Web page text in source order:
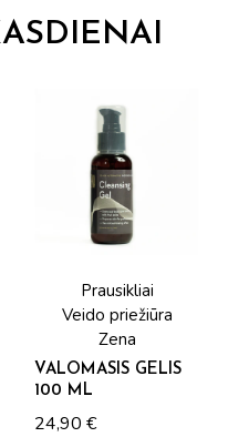
Prausikliai
Veido priežiūra
Zena
VALOMASIS GELIS
100 ML
24,90 €